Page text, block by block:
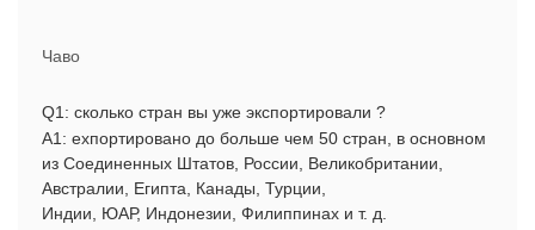
Чаво
Q1: сколько стран вы уже экспортировали ?
А1: ехпортировано до больше чем 50 стран, в основном
из Соединенных Штатов, России, Великобритании,
Австралии, Египта, Канады, Турции,
Индии, ЮАР, Индонезии, Филиппинах и т. д.